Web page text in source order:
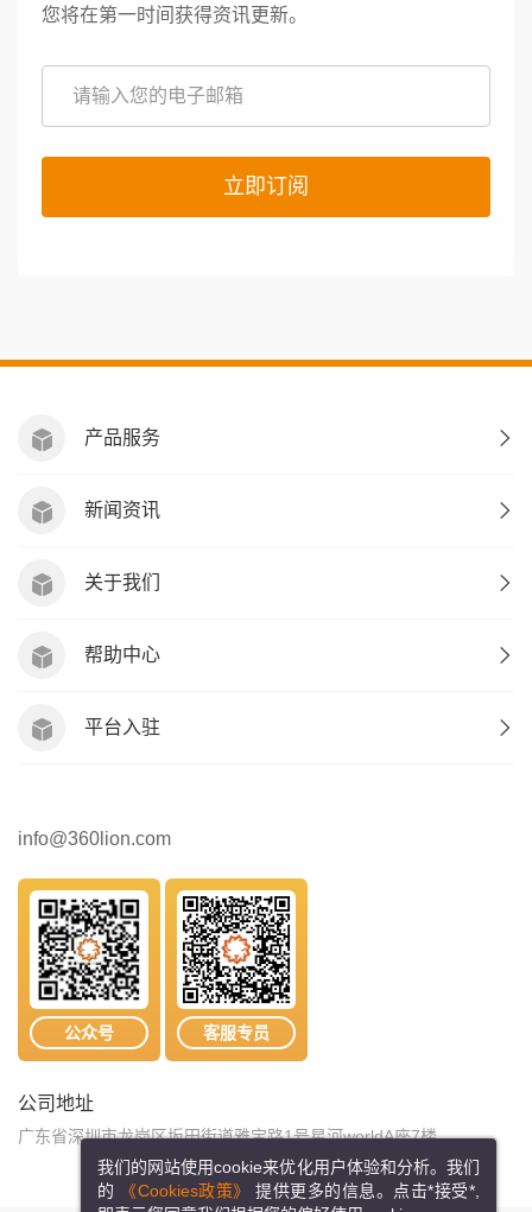
您将在第一时间获得资讯更新。
立即订阅
产品服务
新闻资讯
关于我们
帮助中心
平台入驻
info@360lion.com
公众号 客服专员
公司地址
广东省深圳市龙岗区坂田街道雅宝路1号星河worldA座7楼
我们的网站使用cookie来优化用户体验和分析。我们
的
《Cookies政策》
提供更多的信息。点击*接受*,